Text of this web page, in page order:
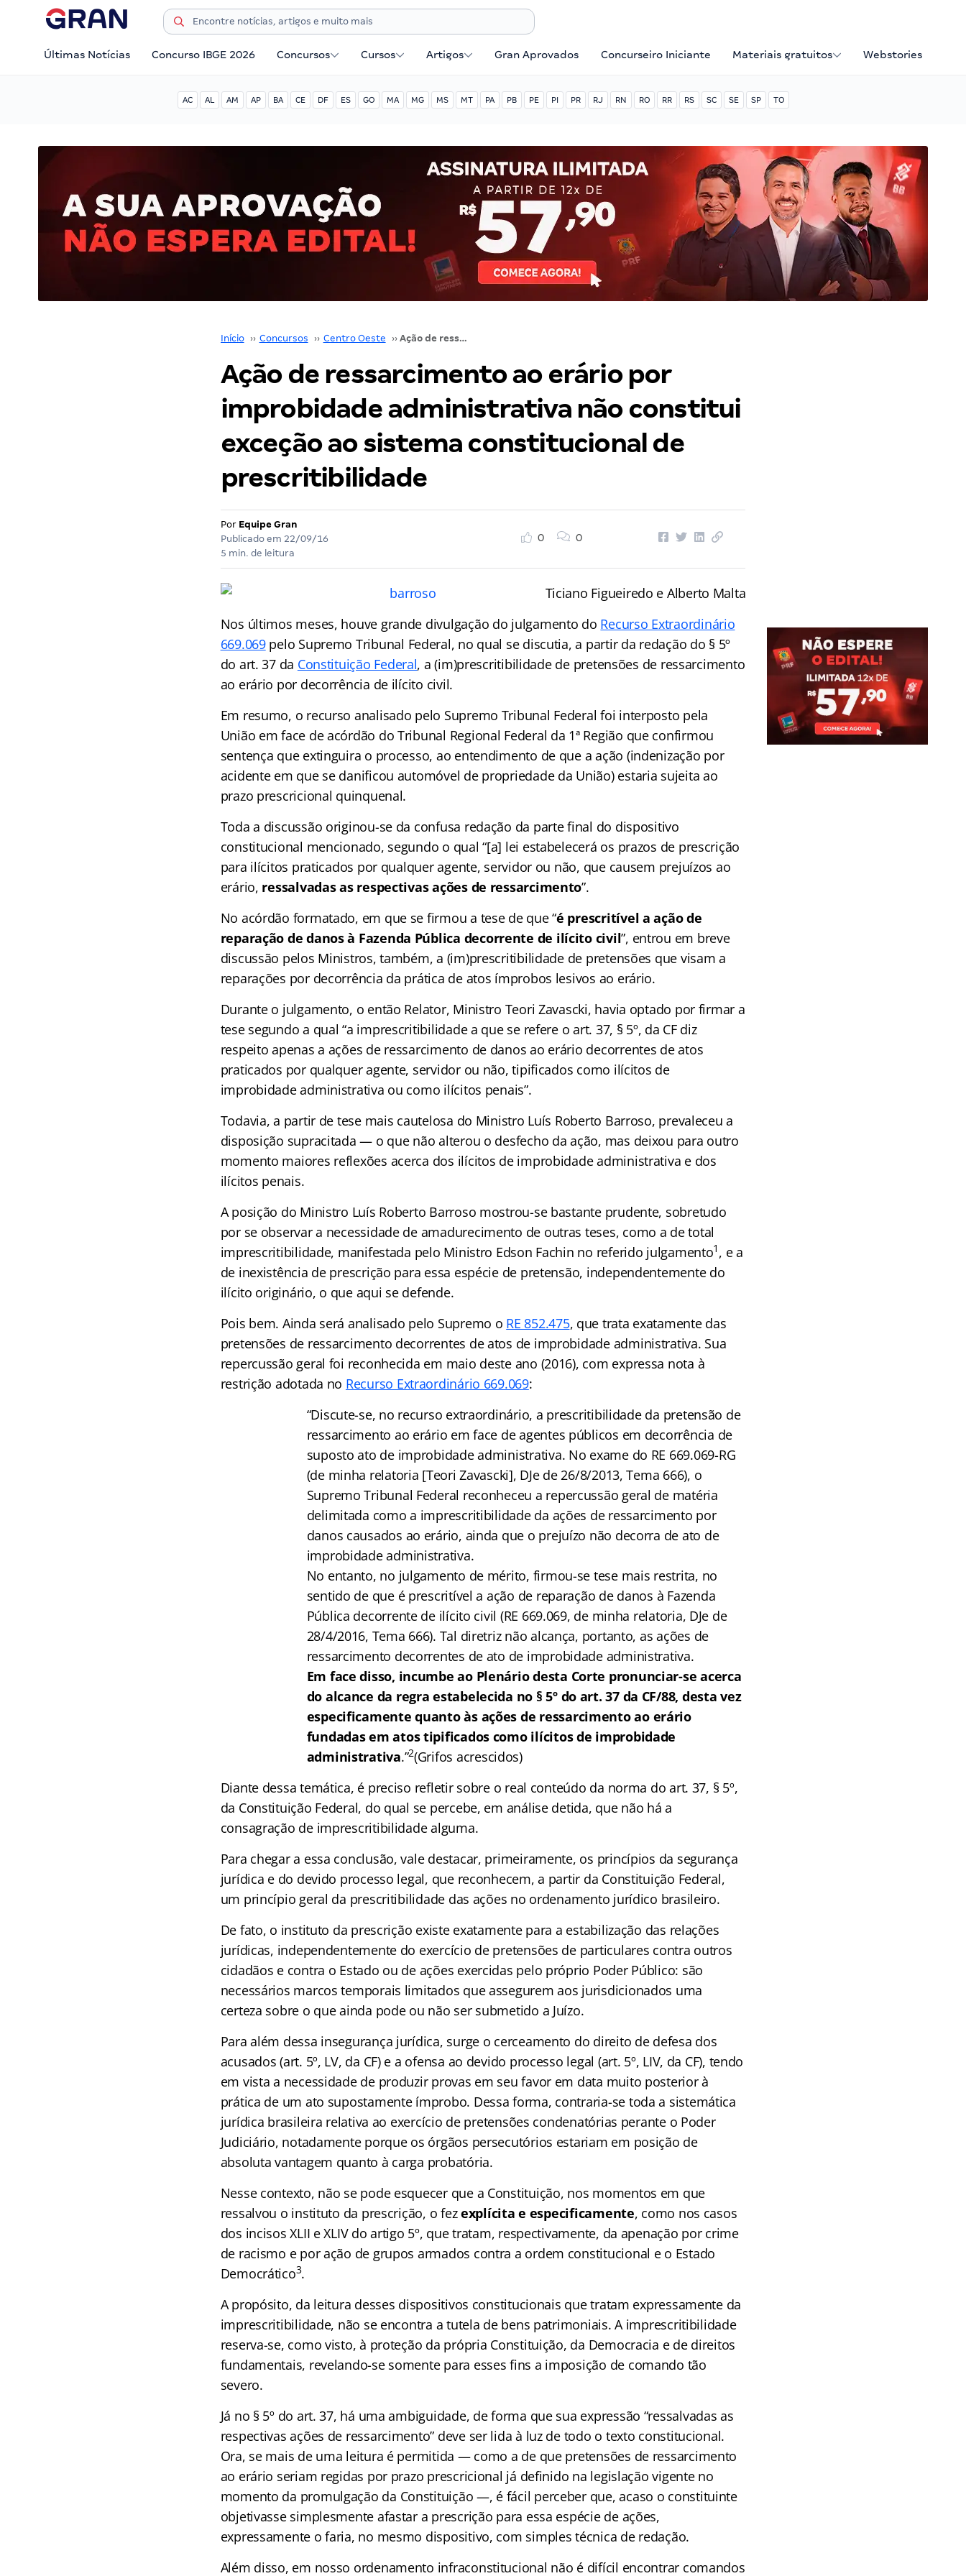
Últimas Notícias Concurso IBGE 2026 Concursos Cursos Artigos Gran Aprovados Concurseiro Iniciante Materiais gratuitos Webstories
AC AL AM AP BA CE DF ES GO MA MG MS MT PA PB PE PI PR RJ RN RO RR RS SC SE SP TO
Início ›› Concursos ›› Centro Oeste ›› Ação de ressarcimento ao erário por improbidade administrativa não constitui exceção ao sistema constitucional de prescritibilidade
Ação de ressarcimento ao erário por
improbidade administrativa não constitui
exceção ao sistema constitucional de
prescritibilidade
Por Equipe Gran
Publicado em 22/09/16
5 min. de leitura
0 0
Ticiano Figueiredo e Alberto Malta
Nos últimos meses, houve grande divulgação do julgamento do Recurso Extraordinário
669.069pelo Supremo Tribunal Federal, no qual se discutia, a partir da redação do § 5º
do art. 37 da Constituição Federal, a (im)prescritibilidade de pretensões de ressarcimento
ao erário por decorrência de ilícito civil.
Em resumo, o recurso analisado pelo Supremo Tribunal Federal foi interposto pela
União em face de acórdão do Tribunal Regional Federal da 1ª Região que confirmou
sentença que extinguira o processo, ao entendimento de que a ação (indenização por
acidente em que se danificou automóvel de propriedade da União) estaria sujeita ao
prazo prescricional quinquenal.
Toda a discussão originou-se da confusa redação da parte final do dispositivo
constitucional mencionado, segundo o qual “[a] lei estabelecerá os prazos de prescrição
para ilícitos praticados por qualquer agente, servidor ou não, que causem prejuízos ao
erário, ressalvadas as respectivas ações de ressarcimento”.
No acórdão formatado, em que se firmou a tese de que “é prescritível a ação de
reparação de danos à Fazenda Pública decorrente de ilícito civil”, entrou em breve
discussão pelos Ministros, também, a (im)prescritibilidade de pretensões que visam a
reparações por decorrência da prática de atos ímprobos lesivos ao erário.
Durante o julgamento, o então Relator, Ministro Teori Zavascki, havia optado por firmar a
tese segundo a qual “a imprescritibilidade a que se refere o art. 37, § 5º, da CF diz
respeito apenas a ações de ressarcimento de danos ao erário decorrentes de atos
praticados por qualquer agente, servidor ou não, tipificados como ilícitos de
improbidade administrativa ou como ilícitos penais”.
Todavia, a partir de tese mais cautelosa do Ministro Luís Roberto Barroso, prevaleceu a
disposição supracitada — o que não alterou o desfecho da ação, mas deixou para outro
momento maiores reflexões acerca dos ilícitos de improbidade administrativa e dos
ilícitos penais.
A posição do Ministro Luís Roberto Barroso mostrou-se bastante prudente, sobretudo
por se observar a necessidade de amadurecimento de outras teses, como a de total
imprescritibilidade, manifestada pelo Ministro Edson Fachin no referido julgamento1 , e a
de inexistência de prescrição para essa espécie de pretensão, independentemente do
ilícito originário, o que aqui se defende.
Pois bem. Ainda será analisado pelo Supremo o RE 852.475, que trata exatamente das
pretensões de ressarcimento decorrentes de atos de improbidade administrativa. Sua
repercussão geral foi reconhecida em maio deste ano (2016), com expressa nota à
restrição adotada no Recurso Extraordinário 669.069:
“Discute-se, no recurso extraordinário, a prescritibilidade da pretensão de
ressarcimento ao erário em face de agentes públicos em decorrência de
suposto ato de improbidade administrativa. No exame do RE 669.069-RG
(de minha relatoria [Teori Zavascki], DJe de 26/8/2013, Tema 666), o
Supremo Tribunal Federal reconheceu a repercussão geral de matéria
delimitada como a imprescritibilidade da ações de ressarcimento por
danos causados ao erário, ainda que o prejuízo não decorra de ato de
improbidade administrativa.
No entanto, no julgamento de mérito, firmou-se tese mais restrita, no
sentido de que é prescritível a ação de reparação de danos à Fazenda
Pública decorrente de ilícito civil (RE 669.069, de minha relatoria, DJe de
28/4/2016, Tema 666). Tal diretriz não alcança, portanto, as ações de
ressarcimento decorrentes de ato de improbidade administrativa.
Em face disso, incumbe ao Plenário desta Corte pronunciar-se acerca
do alcance da regra estabelecida no § 5º do art. 37 da CF/88, desta vez
especificamente quanto às ações de ressarcimento ao erário
fundadas em atos tipificados como ilícitos de improbidade
administrativa.”2(Grifos acrescidos)
Diante dessa temática, é preciso refletir sobre o real conteúdo da norma do art. 37, § 5º,
da Constituição Federal, do qual se percebe, em análise detida, que não há a
consagração de imprescritibilidade alguma.
Para chegar a essa conclusão, vale destacar, primeiramente, os princípios da segurança
jurídica e do devido processo legal, que reconhecem, a partir da Constituição Federal,
um princípio geral da prescritibilidade das ações no ordenamento jurídico brasileiro.
De fato, o instituto da prescrição existe exatamente para a estabilização das relações
jurídicas, independentemente do exercício de pretensões de particulares contra outros
cidadãos e contra o Estado ou de ações exercidas pelo próprio Poder Público: são
necessários marcos temporais limitados que assegurem aos jurisdicionados uma
certeza sobre o que ainda pode ou não ser submetido a Juízo.
Para além dessa insegurança jurídica, surge o cerceamento do direito de defesa dos
acusados (art. 5º, LV, da CF) e a ofensa ao devido processo legal (art. 5º, LIV, da CF), tendo
em vista a necessidade de produzir provas em seu favor em data muito posterior à
prática de um ato supostamente ímprobo. Dessa forma, contraria-se toda a sistemática
jurídica brasileira relativa ao exercício de pretensões condenatórias perante o Poder
Judiciário, notadamente porque os órgãos persecutórios estariam em posição de
absoluta vantagem quanto à carga probatória.
Nesse contexto, não se pode esquecer que a Constituição, nos momentos em que
ressalvou o instituto da prescrição, o fezexplícita e especificamente, como nos casos
dos incisos XLII e XLIV do artigo 5º, que tratam, respectivamente, da apenação por crime
de racismo e por ação de grupos armados contra a ordem constitucional e o Estado
Democrático3.
A propósito, da leitura desses dispositivos constitucionais que tratam expressamente da
imprescritibilidade, não se encontra a tutela de bens patrimoniais. A imprescritibilidade
reserva-se, como visto, à proteção da própria Constituição, da Democracia e de direitos
fundamentais, revelando-se somente para esses fins a imposição de comando tão
severo.
Já no § 5º do art. 37, há uma ambiguidade, de forma que sua expressão “ressalvadas as
respectivas ações de ressarcimento” deve ser lida à luz de todo o texto constitucional.
Ora, se mais de uma leitura é permitida — como a de que pretensões de ressarcimento
ao erário seriam regidas por prazo prescricional já definido na legislação vigente no
momento da promulgação da Constituição —, é fácil perceber que, acaso o constituinte
objetivasse simplesmente afastar a prescrição para essa espécie de ações,
expressamente o faria, no mesmo dispositivo, com simples técnica de redação.
Além disso, em nosso ordenamento infraconstitucional não é difícil encontrar comandos